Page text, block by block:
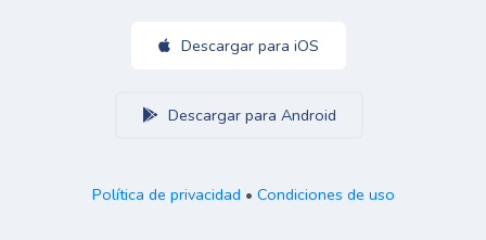
Descargar para iOS
Descargar para Android
Política de privacidad • Condiciones de uso